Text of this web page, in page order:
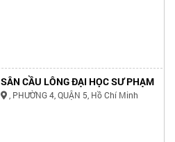
SÂN CẦU LÔNG ĐẠI HỌC SƯ PHẠM
, PHƯỜNG 4, QUẬN 5, Hồ Chí Minh